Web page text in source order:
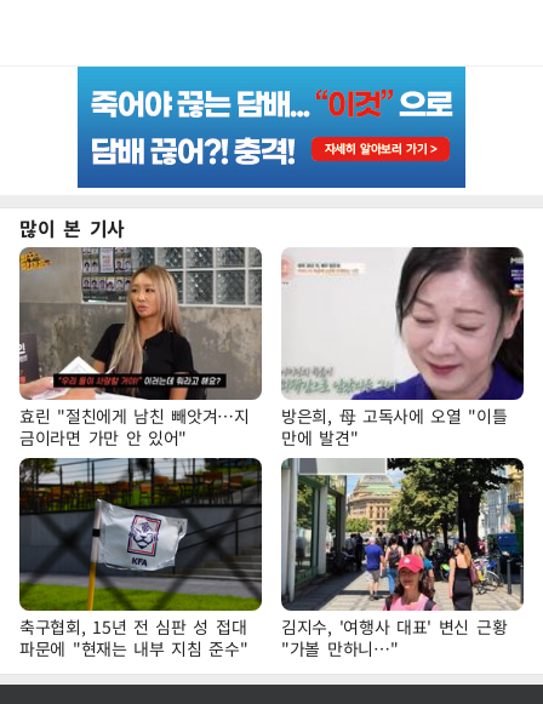
많이 본 기사
효린 "절친에게 남친 빼앗겨…지
금이라면 가만 안 있어"
방은희, 母 고독사에 오열 "이틀
만에 발견"
축구협회, 15년 전 심판 성 접대
파문에 "현재는 내부 지침 준수"
김지수, '여행사 대표' 변신 근황
"가볼 만하니…"